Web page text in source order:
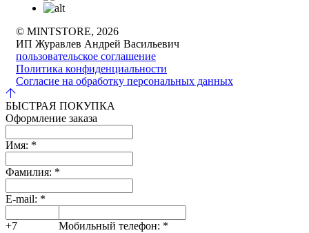
© MINTSTORE, 2026
ИП Журавлев Андрей Васильевич
пользовательское соглашение
Политика конфиденциальности
Согласие на обработку персональных данных
БЫСТРАЯ ПОКУПКА
Оформление заказа
Имя: *
Фамилия: *
E-mail: *
+7 Мобильный телефон: *